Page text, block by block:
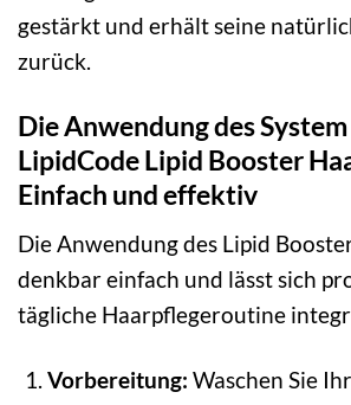
gestärkt und erhält seine
zurück.
Die Anwendung des
LipidCode Lipid Booster
Einfach und effektiv
Die Anwendung des Lipid
denkbar einfach und lässt sich
tägliche Haarpflegeroutine
Vorbereitung: Waschen Sie